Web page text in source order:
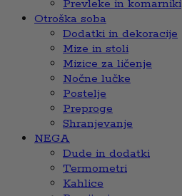
Prevleke in komarniki
Otroška soba
Dodatki in dekoracije
Mize in stoli
Mizice za ličenje
Nočne lučke
Postelje
Preproge
Shranjevanje
NEGA
Dude in dodatki
Termometri
Kahlice